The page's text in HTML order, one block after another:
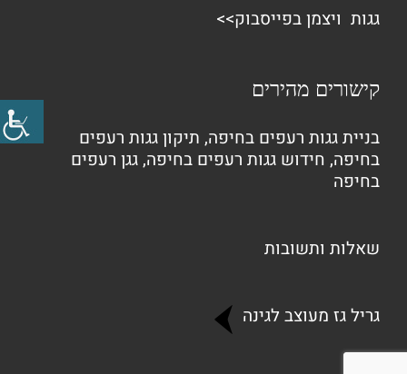
גגות ויצמן בפייסבוק>>
קישורים מהירים
בניית גגות רעפים בחיפה, תיקון גגות רעפים
בחיפה, חידוש גגות רעפים בחיפה,גגן רעפים
בחיפה
שאלות ותשובות
גריל גז מעוצב לגינה